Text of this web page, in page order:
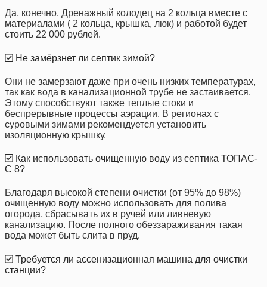
Да, конечно. Дренажный колодец на 2 кольца вместе с
материалами ( 2 кольца, крышка, люк) и работой будет
стоить 22 000 рублей.
Не замёрзнет ли септик зимой?
Они не замерзают даже при очень низких температурах,
так как вода в канализационной трубе не застаивается.
Этому способствуют также теплые стоки и
беспрерывные процессы аэрации. В регионах с
суровыми зимами рекомендуется установить
изоляционную крышку.
Как использовать очищенную воду из септика ТОПАС-
С 8?
Благодаря высокой степени очистки (от 95% до 98%)
очищенную воду можно использовать для полива
огорода, сбрасывать их в ручей или ливневую
канализацию. После полного обеззараживания такая
вода может быть слита в пруд.
Требуется ли ассенизационная машина для очистки
станции?